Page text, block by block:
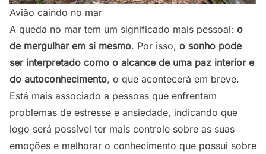
Avião caindo no mar
A queda no mar tem um significado mais pessoal: o
de mergulhar em si mesmo. Por isso, o sonho pode
ser interpretado como o alcance de uma paz interior e
do autoconhecimento, o que acontecerá em breve.
Está mais associado a pessoas que enfrentam
problemas de estresse e ansiedade, indicando que
logo será possível ter mais controle sobre as suas
emoções e melhorar o conhecimento que possui sobre